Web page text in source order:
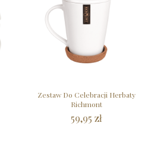
Zestaw Do Celebracji Herbaty
Richmont
59,95 zł